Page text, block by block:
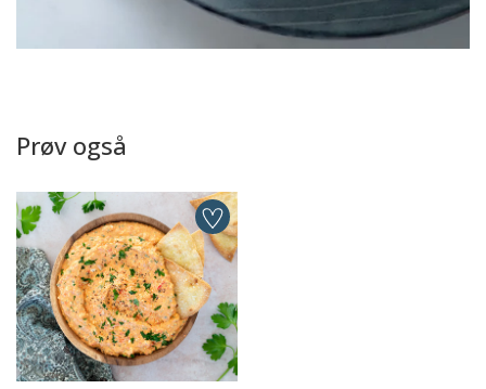
Prøv også